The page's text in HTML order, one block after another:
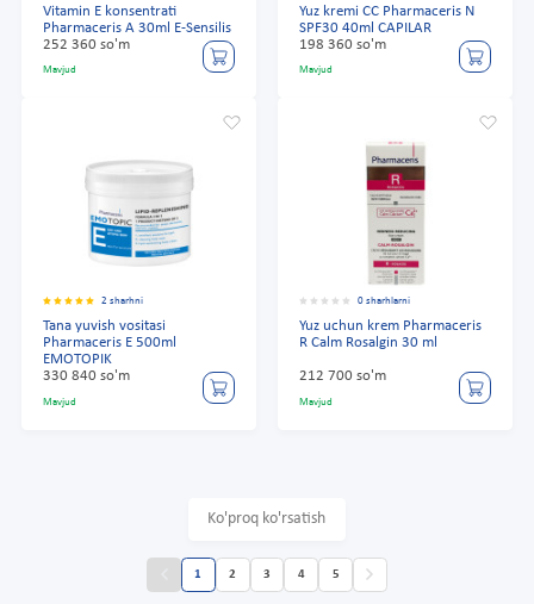
Vitamin E konsentrati
Pharmaceris A 30ml E-Sensilis
252 360 so'm
Mavjud
Yuz kremi CC Pharmaceris N
SPF30 40ml CAPILAR
198 360 so'm
Mavjud
2 sharhni
Tana yuvish vositasi
Pharmaceris E 500ml
EMOTOPIK
330 840 so'm
Mavjud
0 sharhlarni
Yuz uchun krem Pharmaceris
R Calm Rosalgin 30 ml
212 700 so'm
Mavjud
Ko'proq ko'rsatish
1 2 3 4 5